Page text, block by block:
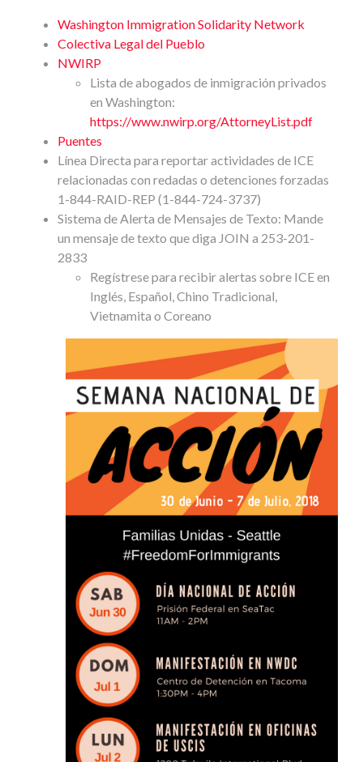
Washington Immigration Solidarity Network
Colectiva Legal del Pueblo
NWIRP
Lista de abogados de inmigración privados
en Washington:
https://www.nwirp.org/AttorneyList.pdf
Puentes
Línea Directa para reportar actividades de ICE
relacionadas con redadas o detenciones forzadas
1-844-RAID-REP (1-844-724-3737)
Sistema de Alerta de Mensajes de Texto: Mande
un mensaje de texto que diga JOIN a 253-201-
2833
Regístrese para recibir alertas sobre ICE en
Inglés, Español, Chino Tradicional,
Vietnamita o Coreano